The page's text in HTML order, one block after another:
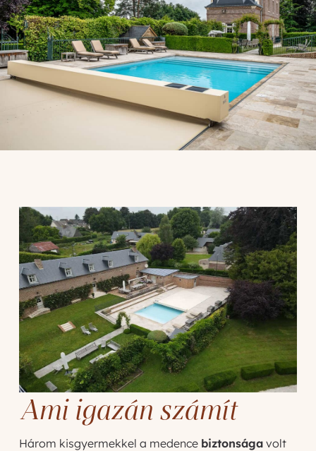
Ami igazán számít
Három kisgyermekkel a medence biztonságavolt